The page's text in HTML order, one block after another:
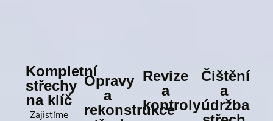
Kompletní
střechy
na klíč
Zajistíme
Opravy
a
rekonstrukce
Revize
a
kontroly
Čištění
a
údržba